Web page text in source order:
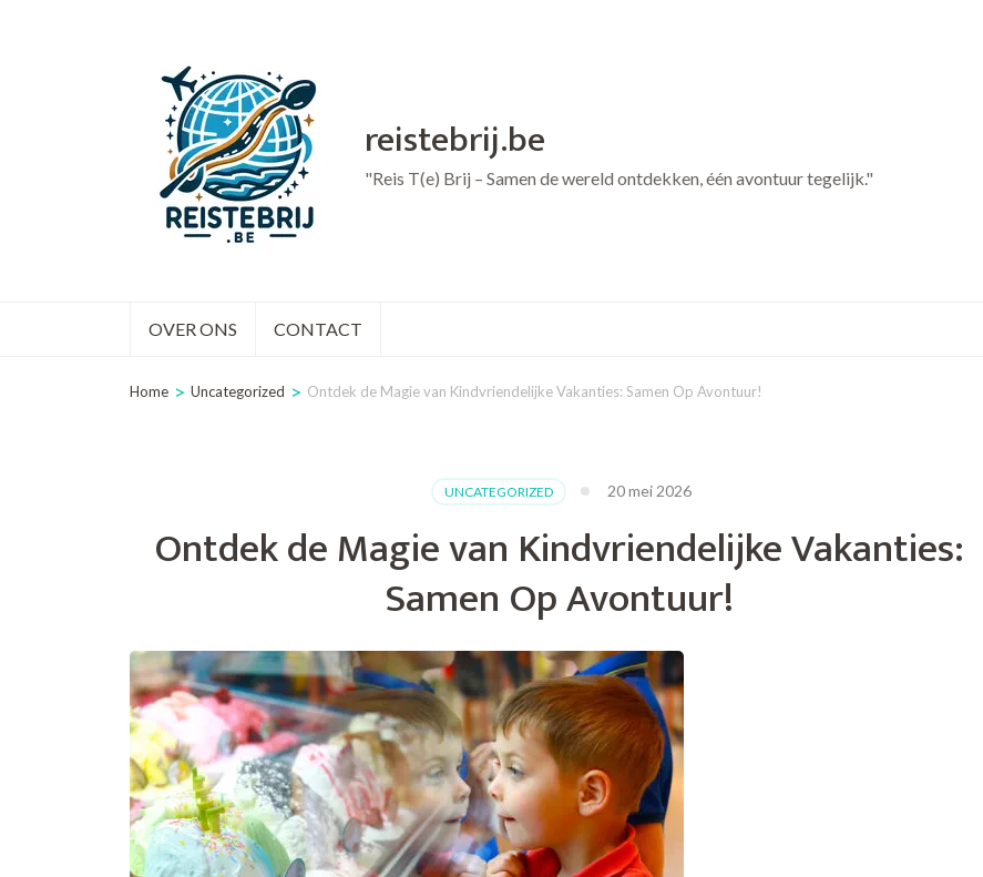
reistebrij.be
"Reis T(e) Brij – Samen de wereld ontdekken, één avontuur tegelijk."
OVER ONS CONTACT
Home > Uncategorized > Ontdek de Magie van Kindvriendelijke Vakanties: Samen Op Avontuur!
UNCATEGORIZED 20 mei 2026
Ontdek de Magie van Kindvriendelijke Vakanties:
Samen Op Avontuur!